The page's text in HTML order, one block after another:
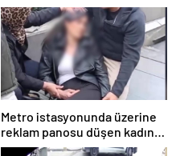
Metro istasyonunda üzerine
reklam panosu düşen kadın
yaralandı